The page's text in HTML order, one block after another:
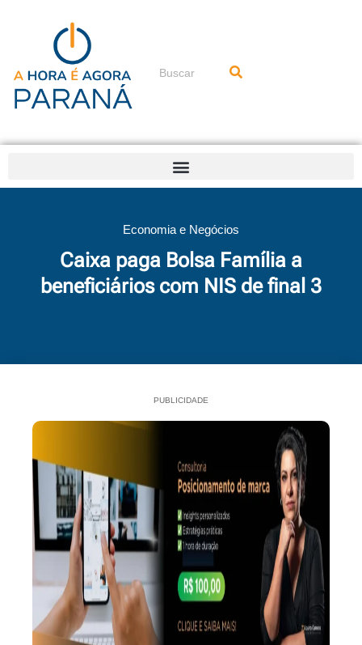
conteúdo
Pesquisar
Economia e Negócios
Caixa paga Bolsa Família a
beneficiários com NIS de final 3
PUBLICIDADE